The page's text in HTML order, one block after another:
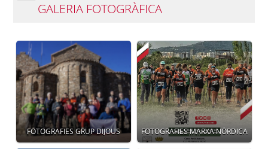
GALERIA FOTOGRÀFICA
FOTOGRAFIES GRUP DIJOUS FOTOGRAFIES MARXA NÒRDICA